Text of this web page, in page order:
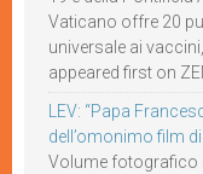
Vaticano offre 20
universale ai
appeared first on
LEV: “Papa
dell’omonimo film
Volume fotografico